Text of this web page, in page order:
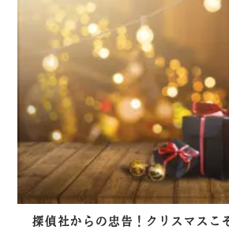
探偵社からの忠告！クリスマスこ